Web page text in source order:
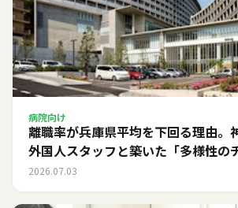
病院向け
離職率が兵庫県平均を下回る理由。
外国人スタッフと築いた「多様性の
2026.07.03